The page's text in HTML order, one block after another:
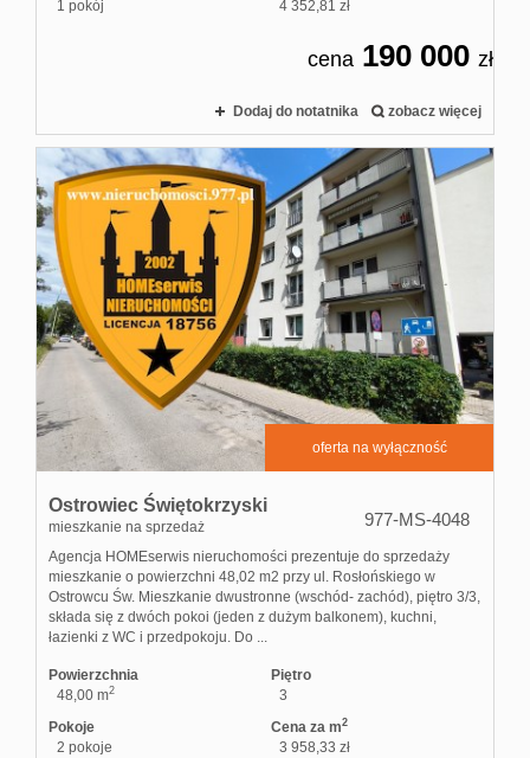
1 pokój 4 352,81 zł
cena 190 000 zł
Dodaj do notatnika zobacz więcej
oferta na wyłączność
Ostrowiec Świętokrzyski
mieszkanie na sprzedaż 977-MS-4048
Agencja HOMEserwis nieruchomości prezentuje do sprzedaży
mieszkanie o powierzchni 48,02 m2 przy ul. Rosłońskiego w
Ostrowcu Św. Mieszkanie dwustronne (wschód- zachód), piętro 3/3,
składa się z dwóch pokoi (jeden z dużym balkonem), kuchni,
łazienki z WC i przedpokoju. Do ...
Powierzchnia
48,00 m2
Piętro
3
Pokoje
2 pokoje
Cena za m2
3 958,33 zł